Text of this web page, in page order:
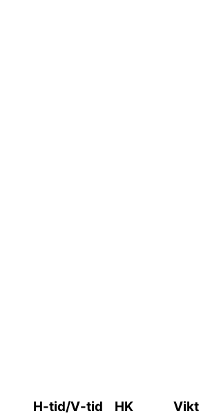
H-tid/V-tid HK
Vikt